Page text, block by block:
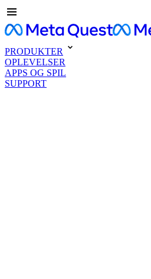
PRODUKTER
OPLEVELSER
APPS OG SPIL
SUPPORT